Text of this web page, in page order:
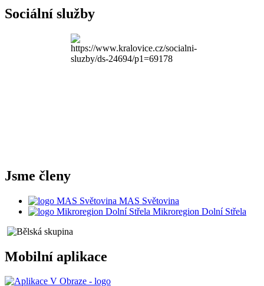
Sociální služby
Jsme členy
MAS Světovina
Mikroregion Dolní Střela
Mobilní aplikace